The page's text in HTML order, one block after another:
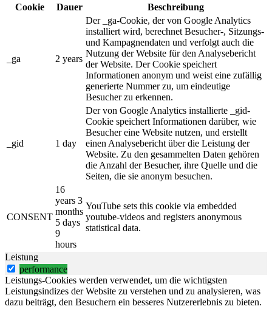
Cookie
Dauer Beschreibung
_ga 2 years
Der _ga-Cookie, der von Google Analytics
installiert wird, berechnet Besucher-, Sitzungs-
und Kampagnendaten und verfolgt auch die
Nutzung der Website für den Analysebericht
der Website. Der Cookie speichert
Informationen anonym und weist eine zufällig
generierte Nummer zu, um eindeutige
Besucher zu erkennen.
_gid 1 day
Der von Google Analytics installierte _gid-
Cookie speichert Informationen darüber, wie
Besucher eine Website nutzen, und erstellt
einen Analysebericht über die Leistung der
Website. Zu den gesammelten Daten gehören
die Anzahl der Besucher, ihre Quelle und die
Seiten, die sie anonym besuchen.
CONSENT
16
years 3
months
5 days
9
hours
YouTube sets this cookie via embedded
youtube-videos and registers anonymous
statistical data.
Leistung
performance
Leistungs-Cookies werden verwendet, um die wichtigsten
Leistungsindizes der Website zu verstehen und zu analysieren, was
dazu beiträgt, den Besuchern ein besseres Nutzererlebnis zu bieten.